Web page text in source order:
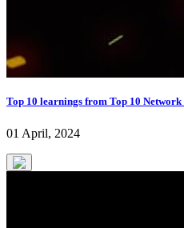
Top 10 learnings from Top 10
01 April, 2024